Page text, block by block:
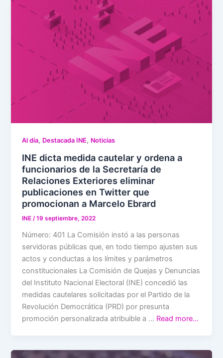
Al día, Destacada INE, Noticias
INE dicta medida cautelar y ordena a
funcionarios de la Secretaría de
Relaciones Exteriores eliminar
publicaciones en Twitter que
promocionan a Marcelo Ebrard
INE/19 septiembre, 2022
Número: 401 La Comisión instó a las personas
servidoras públicas que, en todo tiempo ajusten sus
actos y conductas a los límites y parámetros
constitucionales La Comisión de Quejas y Denuncias
del Instituto Nacional Electoral (INE) concedió las
medidas cautelares solicitadas por el Partido de la
Revolución Democrática (PRD) por presunta
promoción personalizada atribuible a … Read more…